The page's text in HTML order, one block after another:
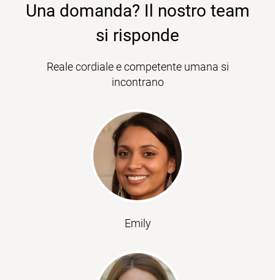
Una domanda? Il nostro team
si risponde
Reale cordiale e competente umana si
incontrano
Emily